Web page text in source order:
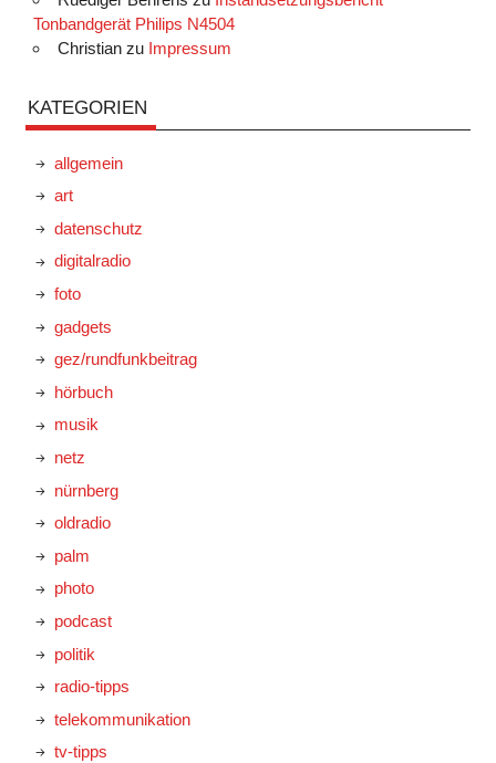
Tonbandgerät Philips N4504
Christianzu Impressum
KATEGORIEN
allgemein
art
datenschutz
digitalradio
foto
gadgets
gez/rundfunkbeitrag
hörbuch
musik
netz
nürnberg
oldradio
palm
photo
podcast
politik
radio-tipps
telekommunikation
tv-tipps